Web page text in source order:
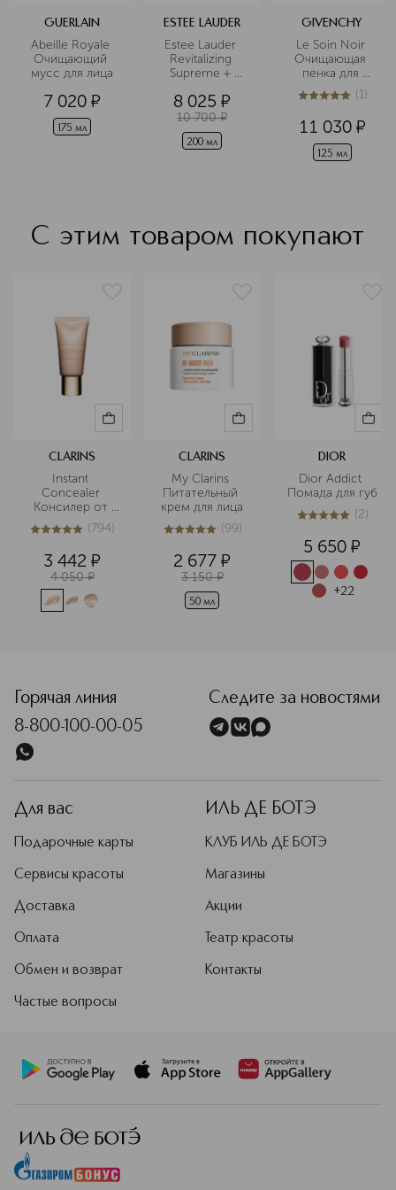
GUERLAIN
Abeille Royale
Очищающий
мусс для лица
7 020 ¤
175 мл
ESTEE LAUDER
Estee Lauder
Revitalizing
Supreme +
Power
Treatment
Lotion
Ухаживающий
8 025 ¤
10 700 ¤
200 мл
GIVENCHY
Le Soin Noir
Очищающая
пенка для
умывания
5из 51 (1)
11 030 ¤
125 мл
С этим товаром покупают
CLARINS
Instant
Concealer
Консилер от
темных кругов
моментального
5из 5794 (794)
3 442 ¤
4 050 ¤
CLARINS
My Clarins
Питательный
крем для лица
4.9из599 (99)
2 677 ¤
3 150 ¤
50 мл
DIOR
Dior Addict
Помада для губ
5из 52 (2)
5 650 ¤
+22
Горячая линия
8-800-100-00-05
Следите за новостями
Для вас
Подарочные карты
Сервисы красоты
Доставка
Оплата
Обмен и возврат
Частые вопросы
ИЛЬ ДЕ БОТЭ
КЛУБ ИЛЬ ДЕ БОТЭ
Магазины
Акции
Театр красоты
Контакты